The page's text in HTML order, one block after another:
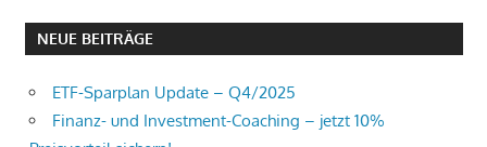
NEUE BEITRÄGE
ETF-Sparplan Update – Q4/2025
Finanz- und Investment-Coaching – jetzt 10%